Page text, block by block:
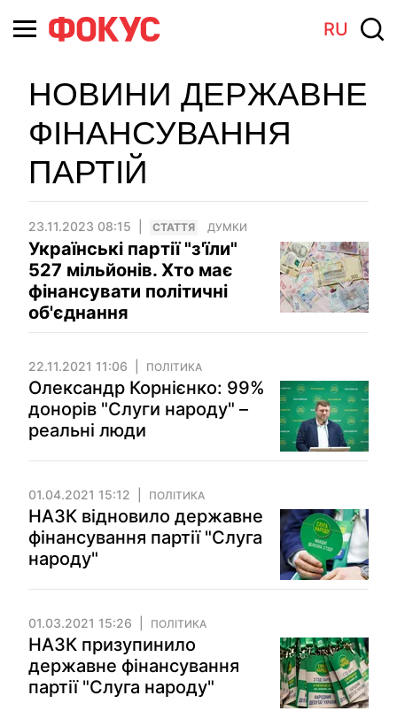
RU
НОВИНИ ДЕРЖАВНЕ
ФІНАНСУВАННЯ
ПАРТІЙ
23.11.2023 08:15 СТАТТЯ ДУМКИ
Українські партії "з'їли"
527 мільйонів. Хто має
фінансувати політичні
об'єднання
22.11.2021 11:06 ПОЛІТИКА
Олександр Корнієнко: 99%
донорів "Слуги народу" –
реальні люди
01.04.2021 15:12 ПОЛІТИКА
НАЗК відновило державне
фінансування партії "Слуга
народу"
01.03.2021 15:26 ПОЛІТИКА
НАЗК призупинило
державне фінансування
партії "Слуга народу"